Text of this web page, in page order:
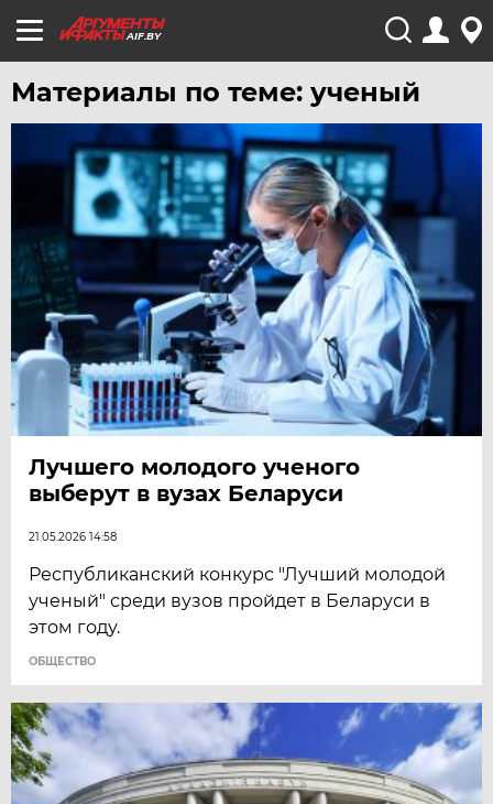
AIF.BY
Материалы по теме: ученый
Лучшего молодого ученого
выберут в вузах Беларуси
21.05.2026 14:58
Республиканский конкурс "Лучший молодой
ученый" среди вузов пройдет в Беларуси в
этом году.
ОБЩЕСТВО